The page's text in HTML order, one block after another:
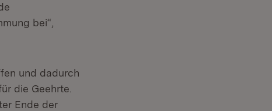
bei“,
und dadurch
die Geehrte.
Ende der